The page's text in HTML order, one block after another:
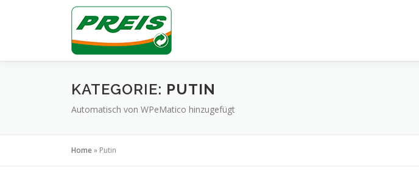
KATEGORIE: PUTIN
Automatisch von WPeMatico hinzugefügt
Home» Putin